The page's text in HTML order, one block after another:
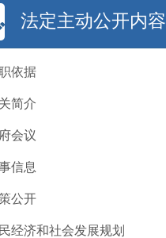
法定主动公开内容
依据
简介
会议
信息
公开
经济和社会发展规划